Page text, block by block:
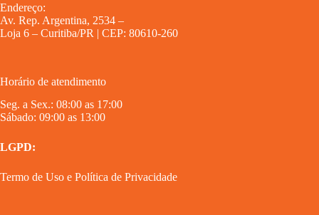
Endereço:
Av. Rep. Argentina, 2534 –
Loja 6 – Curitiba/PR | CEP: 80610-260
Horário de atendimento
Seg. a Sex.: 08:00 as 17:00
Sábado: 09:00 as 13:00
LGPD:
Termo de Uso e Política de Privacidade